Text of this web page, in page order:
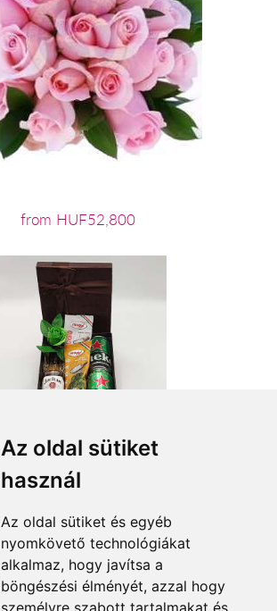
Az oldal sütiket
használ
Az oldal sütiket és egyéb
nyomkövető technológiákat
alkalmaz, hogy javítsa a
böngészési élményét, azzal hogy
személyre szabott tartalmakat és
from HUF52,800
from HUF18,800
Accepted payment methods